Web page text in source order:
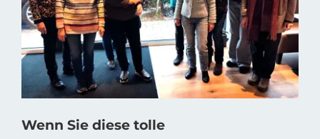
Wenn Sie diese tolle